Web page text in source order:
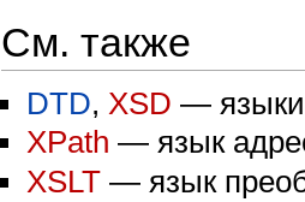
См. также
DTD, XSD — языки
XPath — язык
XSLT— язык